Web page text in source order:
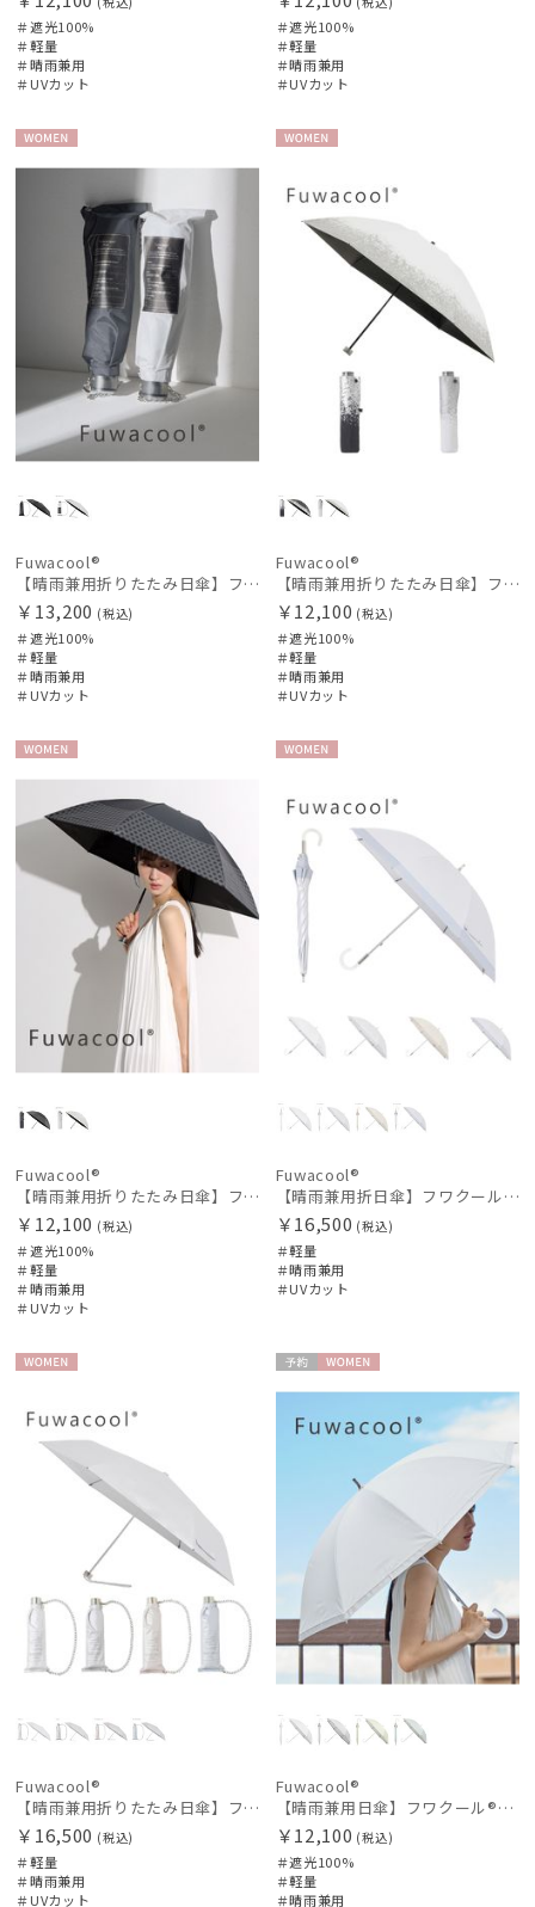
＃遮光100%
＃軽量
＃晴雨兼用
＃UVカット
＃遮光100%
＃軽量
＃晴雨兼用
＃UVカット
Fuwacool®
【晴雨兼用折りたたみ日傘】フワクール®ブラック（Fuwacool® Black）チューブスタイル 遮光100 UV100
￥13,200 (税込)
＃遮光100%
＃軽量
＃晴雨兼用
＃UVカット
N
Fuwacool®
【晴雨兼用折りたたみ日傘】フワクール®ブラック（Fuwacool® Black）ドライメタル 遮光100
￥12,100 (税込)
＃遮光100%
＃軽量
＃晴雨兼用
＃UVカット
Fuwacool®
【晴雨兼用折りたたみ日傘】フワクール®ブラック（Fuwacool® Black）ジオメトリック 遮光100 UV100
￥12,100 (税込)
＃遮光100%
＃軽量
＃晴雨兼用
＃UVカット
N
Fuwacool®
【晴雨兼用折日傘】フワクール®ホワイト（Fuwacool® White）トーンonトーン 1級遮光 遮熱 UV99%以上
￥16,500 (税込)
＃軽量
＃晴雨兼用
＃UVカット
N
Fuwacool®
【晴雨兼用折りたたみ日傘】フワクール®ホワイト（Fuwacool® White）チューブスタイル
￥16,500 (税込)
＃軽量
＃晴雨兼用
＃UVカット
Fuwacool®
【晴雨兼用日傘】フワクール®ホワイト（Fuwacool® White）グリッターリボン 遮光100 UV100
￥12,100 (税込)
＃遮光100%
＃軽量
＃晴雨兼用